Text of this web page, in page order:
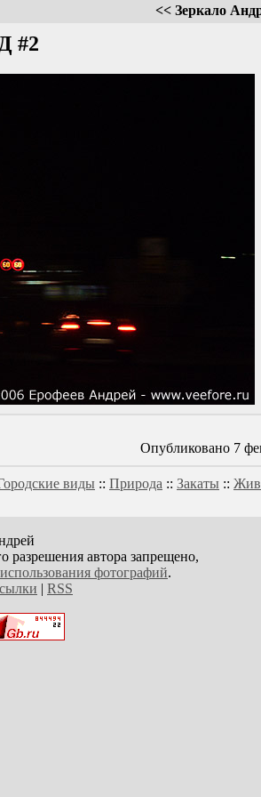
<< Зеркало
#2
Опубликовано 7
виды :: Природа :: Закаты ::
разрешения автора запрещено,
фотографий.
| RSS